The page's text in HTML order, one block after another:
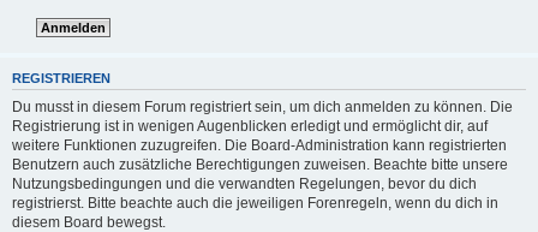
REGISTRIEREN
Du musst in diesem Forum registriert sein, um dich anmelden zu können. Die
Registrierung ist in wenigen Augenblicken erledigt und ermöglicht dir, auf
weitere Funktionen zuzugreifen. Die Board-Administration kann registrierten
Benutzern auch zusätzliche Berechtigungen zuweisen. Beachte bitte unsere
Nutzungsbedingungen und die verwandten Regelungen, bevor du dich
registrierst. Bitte beachte auch die jeweiligen Forenregeln, wenn du dich in
diesem Board bewegst.